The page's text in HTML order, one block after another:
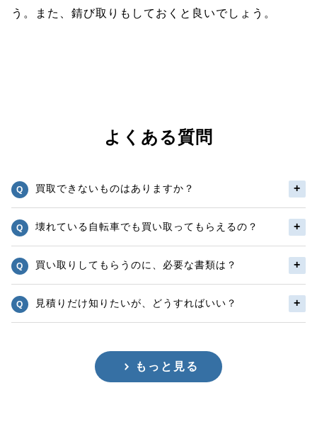
う。また、錆び取りもしておくと良いでしょう。
よくある質問
買取できないものはありますか？
壊れている自転車でも買い取ってもらえるの？
買い取りしてもらうのに、必要な書類は？
見積りだけ知りたいが、どうすればいい？
もっと見る